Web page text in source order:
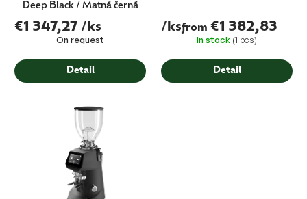
Deep Black / Matná černá
€1 347,27 /ks
On request
Detail
/ksfrom €1 382,83
In stock (1 pcs)
Detail